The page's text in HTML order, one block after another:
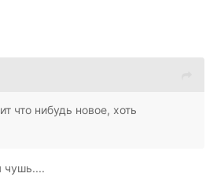
что нибудь новое, хоть
чушь....